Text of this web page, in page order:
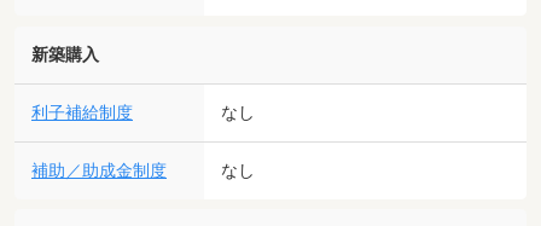
新築購入
利子補給制度 なし
補助／助成金制度 なし